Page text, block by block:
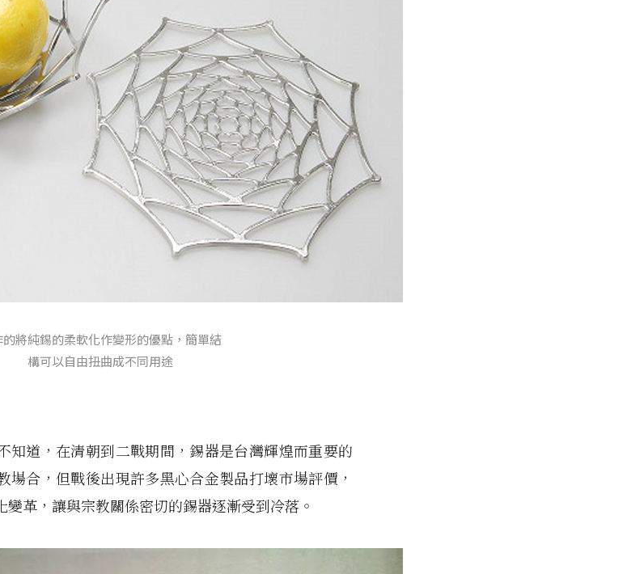
的將純錫的柔軟化作變形的優點，簡單結
構可以自由扭曲成不同用途
知道，在清朝到二戰期間，錫器是台灣輝煌而重要的
場合，但戰後出現許多黑心合金製品打壞市場評價，
革，讓與宗教關係密切的錫器逐漸受到冷落。